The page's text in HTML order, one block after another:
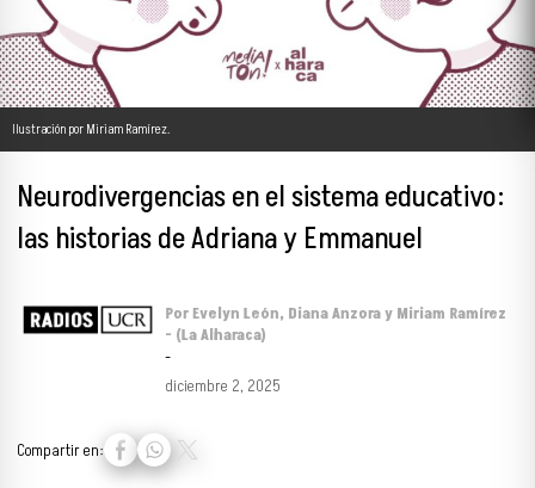
Ilustración por Miriam Ramírez.
Neurodivergencias en el sistema educativo:
las historias de Adriana y Emmanuel
Por Evelyn León, Diana Anzora y Miriam Ramírez
- (La Alharaca)
-
diciembre 2, 2025
Compartir en: